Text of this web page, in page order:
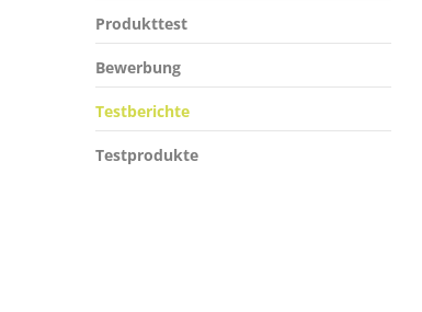
Produkttest
Bewerbung
Testberichte
Testprodukte